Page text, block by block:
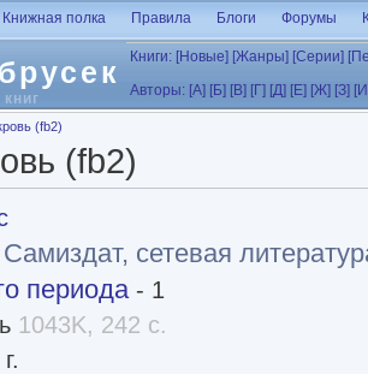
Книжная полка Правила Блоги Форумы
Книги: [Новые] [Жанры] [Серии]
Авторы: [А] [Б] [В] [Г] [Д] [Е] [Ж] [З]
(fb2)
(fb2)
Самиздат, сетевая
периода - 1
1043K, 242 с.